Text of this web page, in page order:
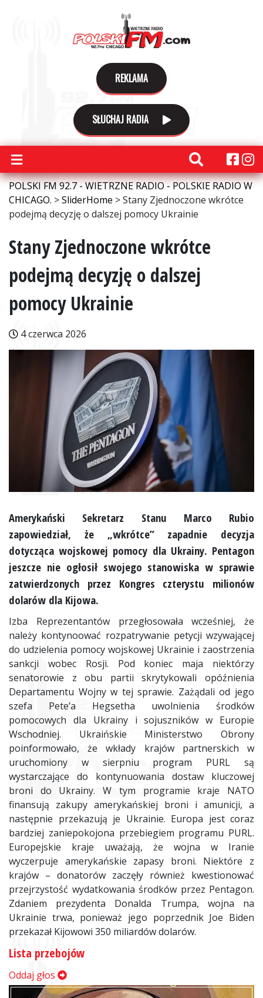
REKLAMA
SŁUCHAJ RADIA
POLSKI FM 92.7 - WIETRZNE RADIO - POLSKIE RADIO W
CHICAGO. >SliderHome >Stany Zjednoczone wkrótce
podejmą decyzję o dalszej pomocy Ukrainie
Stany Zjednoczone wkrótce
podejmą decyzję o dalszej
pomocy Ukrainie
4 czerwca 2026
Amerykański Sekretarz Stanu Marco Rubio
zapowiedział, że „wkrótce” zapadnie decyzja
dotycząca wojskowej pomocy dla Ukrainy. Pentagon
jeszcze nie ogłosił swojego stanowiska w sprawie
zatwierdzonych przez Kongres czterystu milionów
dolarów dla Kijowa.
Izba Reprezentantów przegłosowała wcześniej, że
należy kontynoować rozpatrywanie petycji wzywającej
do udzielenia pomocy wojskowej Ukrainie i zaostrzenia
sankcji wobec Rosji. Pod koniec maja niektórzy
senatorowie z obu partii skrytykowali opóźnienia
Departamentu Wojny w tej sprawie. Zażądali od jego
szefa Pete’a Hegsetha uwolnienia środków
pomocowych dla Ukrainy i sojuszników w Europie
Wschodniej. Ukraińskie Ministerstwo Obrony
poinformowało, że wkłady krajów partnerskich w
uruchomiony w sierpniu program PURL są
wystarczające do kontynuowania dostaw kluczowej
broni do Ukrainy. W tym programie kraje NATO
finansują zakupy amerykańskiej broni i amunicji, a
następnie przekazują je Ukrainie. Europa jest coraz
bardziej zaniepokojona przebiegiem programu PURL.
Europejskie kraje uważają, że wojna w Iranie
wyczerpuje amerykańskie zapasy broni. Niektóre z
krajów – donatorów zaczęły również kwestionować
przejrzystość wydatkowania środków przez Pentagon.
Zdaniem prezydenta Donalda Trumpa, wojna na
Ukrainie trwa, ponieważ jego poprzednik Joe Biden
przekazał Kijowowi 350 miliardów dolarów.
Lista przebojów
Oddaj głos